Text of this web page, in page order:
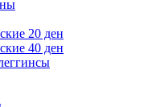
20 ден
40 ден